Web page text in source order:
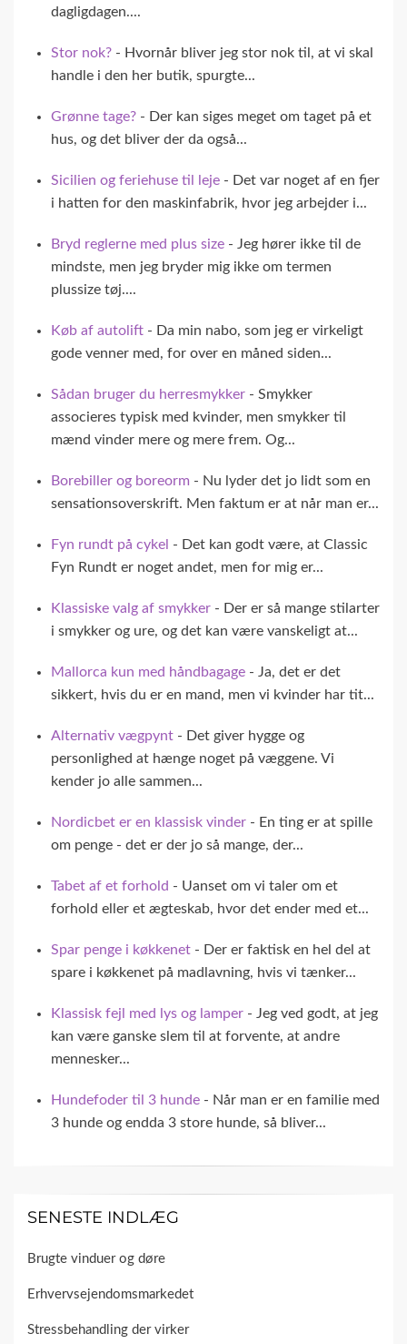
dagligdagen....
Stor nok? - Hvornår bliver jeg stor nok til, at vi skal
handle i den her butik, spurgte...
Grønne tage? - Der kan siges meget om taget på et
hus, og det bliver der da også...
Sicilien og feriehuse til leje - Det var noget af en fjer
i hatten for den maskinfabrik, hvor jeg arbejder i...
Bryd reglerne med plus size - Jeg hører ikke til de
mindste, men jeg bryder mig ikke om termen
plussize tøj....
Køb af autolift - Da min nabo, som jeg er virkeligt
gode venner med, for over en måned siden...
Sådan bruger du herresmykker - Smykker
associeres typisk med kvinder, men smykker til
mænd vinder mere og mere frem. Og...
Borebiller og boreorm - Nu lyder det jo lidt som en
sensationsoverskrift. Men faktum er at når man er...
Fyn rundt på cykel - Det kan godt være, at Classic
Fyn Rundt er noget andet, men for mig er...
Klassiske valg af smykker - Der er så mange stilarter
i smykker og ure, og det kan være vanskeligt at...
Mallorca kun med håndbagage - Ja, det er det
sikkert, hvis du er en mand, men vi kvinder har tit...
Alternativ vægpynt - Det giver hygge og
personlighed at hænge noget på væggene. Vi
kender jo alle sammen...
Nordicbet er en klassisk vinder - En ting er at spille
om penge - det er der jo så mange, der...
Tabet af et forhold - Uanset om vi taler om et
forhold eller et ægteskab, hvor det ender med et...
Spar penge i køkkenet - Der er faktisk en hel del at
spare i køkkenet på madlavning, hvis vi tænker...
Klassisk fejl med lys og lamper - Jeg ved godt, at jeg
kan være ganske slem til at forvente, at andre
mennesker...
Hundefoder til 3 hunde - Når man er en familie med
3 hunde og endda 3 store hunde, så bliver...
SENESTE INDLÆG
Brugte vinduer og døre
Erhvervsejendomsmarkedet
Stressbehandling der virker